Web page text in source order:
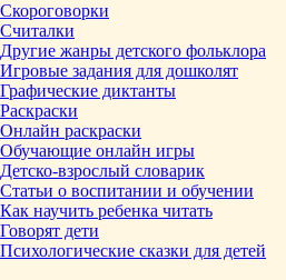
Скороговорки
Считалки
Другие жанры детского фольклора
Игровые задания для дошколят
Графические диктанты
Раскраски
Онлайн раскраски
Обучающие онлайн игры
Детско-взрослый словарик
Статьи о воспитании и обучении
Как научить ребенка читать
Говорят дети
Психологические сказки для детей